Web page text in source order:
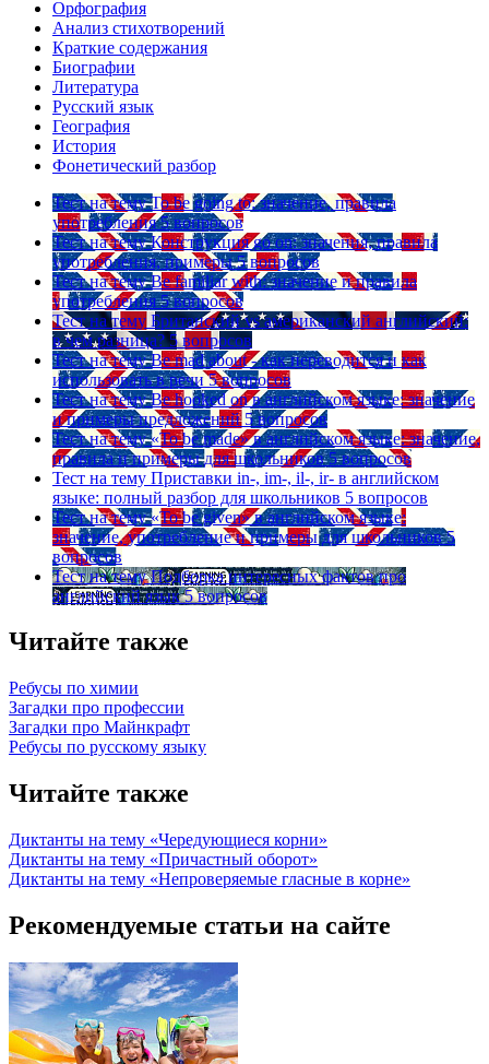
Орфография
Анализ стихотворений
Краткие содержания
Биографии
Литература
Русский язык
География
История
Фонетический разбор
Тест на тему To be going to: значение, правила
употребления 5 вопросов
Тест на тему Конструкция go on: значения, правила
употребления, примеры 5 вопросов
Тест на тему Be familiar with: значение и правила
употребления 5 вопросов
Тест на тему Британский vs американский английский:
в чем разница? 5 вопросов
Тест на тему Be mad about - как переводится и как
использовать в речи 5 вопросов
Тест на тему Be hooked on в английском языке: значение
и примеры предложений 5 вопросов
Тест на тему «To be made» в английском языке: значение,
правила и примеры для школьников 5 вопросов
Тест на тему Приставки in-, im-, il-, ir- в английском
языке: полный разбор для школьников 5 вопросов
Тест на тему «To be given» в английском языке:
значение, употребление и примеры для школьников 5
вопросов
Тест на тему Подборка интересных фактов про
английский язык 5 вопросов
Читайте также
Ребусы по химии
Загадки про профессии
Загадки про Майнкрафт
Ребусы по русскому языку
Читайте также
Диктанты на тему «Чередующиеся корни»
Диктанты на тему «Причастный оборот»
Диктанты на тему «Непроверяемые гласные в корне»
Рекомендуемые статьи на сайте